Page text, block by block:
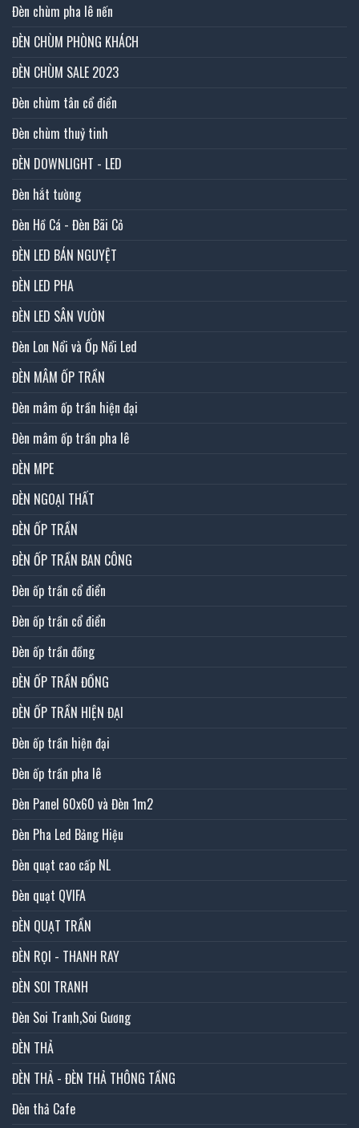
Đèn chùm pha lê nến
ĐÈN CHÙM PHÒNG KHÁCH
ĐÈN CHÙM SALE 2023
Đèn chùm tân cổ điển
Đèn chùm thuỷ tinh
ĐÈN DOWNLIGHT - LED
Đèn hắt tường
Đèn Hồ Cá - Đèn Bãi Cỏ
ĐÈN LED BÁN NGUYỆT
ĐÈN LED PHA
ĐÈN LED SÂN VƯỜN
Đèn Lon Nổi và Ốp Nổi Led
ĐÈN MÂM ỐP TRẦN
Đèn mâm ốp trần hiện đại
Đèn mâm ốp trần pha lê
ĐÈN MPE
ĐÈN NGOẠI THẤT
ĐÈN ỐP TRẦN
ĐÈN ỐP TRẦN BAN CÔNG
Đèn ốp trần cổ điển
Đèn ốp trần cổ điển
Đèn ốp trần đồng
ĐÈN ỐP TRẦN ĐỒNG
ĐÈN ỐP TRẦN HIỆN ĐẠI
Đèn ốp trần hiện đại
Đèn ốp trần pha lê
Đèn Panel 60x60 và Đèn 1m2
Đèn Pha Led Bảng Hiệu
Đèn quạt cao cấp NL
Đèn quạt QVIFA
ĐÈN QUẠT TRẦN
ĐÈN RỌI - THANH RAY
ĐÈN SOI TRANH
Đèn Soi Tranh,Soi Gương
ĐÈN THẢ
ĐÈN THẢ - ĐÈN THẢ THÔNG TẦNG
Đèn thả Cafe